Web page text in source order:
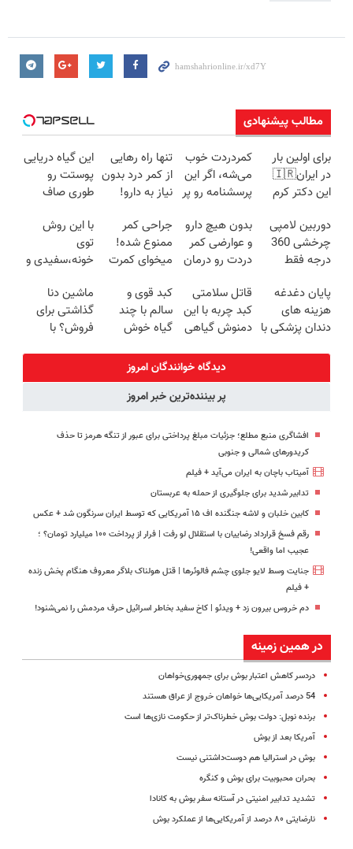
مطالب پیشنهادی
برای اولین بار
در ایران🇮🇷
این دکتر کرم
روزه ساخت!
کمردردت خوب
می‌شه، اگر این
پرسشنامه رو پر
تنها راه رهایی
از کمر درد بدون
نیاز به دارو!
این گیاه دریایی
پوستت رو
طوری صاف
20سال جوون
شدی🔥
دوربین لامپی
چرخشی 360
درجه فقط
🔥 پرداخت
درب منزل
بدون هیچ دارو
و عوارضی کمر
دردت رو درمان
(پرسش‌نامه)
جراحی کمر
ممنوع شده!
میخوای کمرت
درمان کنی؟
((پرسش‌نامه))
با این روش
توی
خونه،سفیدی و
برگردون
(40%off)
پایان دغدغه
هزینه های
دندان پزشکی با
قاتل سلامتی
کبد چربه با این
دمنوش گیاهی
کبد قوی و
سالم با چند
گیاه خوش
ماشین دنا
گذاشتی برای
فروش؟ با
دیدگاه خوانندگان امروز
پر بیننده‌ترین خبر امروز
افشاگری منبع مطلع؛ جزئیات مبلغ پرداختی برای عبور از تنگه هرمز تا حذف
کریدورهای شمالی و جنوبی
آمیتاب باچان به ایران می‌آید + فیلم
تدابیر شدید برای جلوگیری از حمله به عربستان
کابین خلبان و لاشه جنگنده اف ۱۵ آمریکایی که توسط ایران سرنگون شد + عکس
رقم فسخ قرارداد رضاییان با استقلال لو رفت | فرار از پرداخت ۱۰۰ میلیارد تومان؟ ؛
عجیب اما واقعی!
جنایت وسط لایو جلوی چشم فالوئرها | قتل هولناک بلاگر معروف هنگام پخش زنده
+ فیلم
دم خروس بیرون زد + ویدئو | کاخ سفید بخاطر اسرائیل حرف مردمش را نمی‌شنود!
در همین زمینه
دردسر کاهش اعتبار بوش برای جمهوری‌خواهان
54 درصد آمریکایی‌ها خواهان خروج از عراق هستند
برنده نوبل: دولت بوش خطرناک‌تر از حکومت نازی‌ها است
آمریکا بعد از بوش
بوش در استرالیا هم دوست‌داشتنی نیست
بحران محبوبیت برای بوش و کنگره
تشدید تدابیر امنیتی‌ در آستانه‌ سفر بوش‌ به‌ کانادا
نارضایتی ۸۰ درصد از آمریکایی‌ها از عملکرد بوش